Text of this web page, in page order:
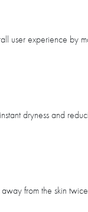
user experience by
dryness and
from the skin